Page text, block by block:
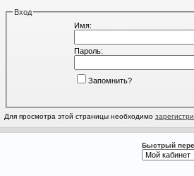
Вход
Имя:
Пароль:
Запомнить?
Для просмотра этой страницы необходимо
Быстрый